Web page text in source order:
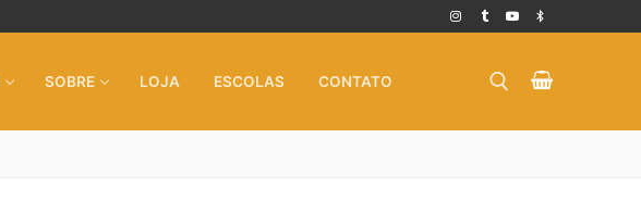
SOBRE LOJA ESCOLAS CONTATO